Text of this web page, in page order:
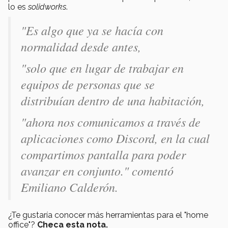
lo essolidworks.
"Es algo que ya se hacía con
normalidad desde antes,
"solo que en lugar de trabajar en
equipos de personas que se
distribuían dentro de una habitación,
"ahora nos comunicamos a través de
aplicaciones como Discord, en la cual
compartimos pantalla para poder
avanzar en conjunto." comentó
Emiliano Calderón.
¿Te gustaría conocer más herramientas para el "home
office"? Checa esta nota.